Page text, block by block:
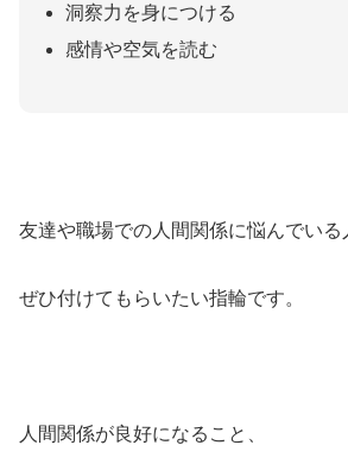
洞察力を身につける
感情や空気を読む
友達や職場での人間関係に悩んでいる
ぜひ付けてもらいたい指輪です。
人間関係が良好になること、